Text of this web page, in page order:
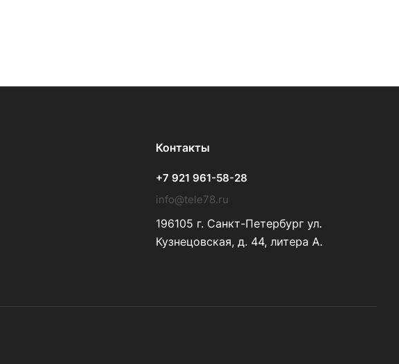
Контакты
+7 921 961-58-28
info@tele78.ru
196105 г. Санкт-Петербург ул.
Кузнецовская, д. 44, литера А.